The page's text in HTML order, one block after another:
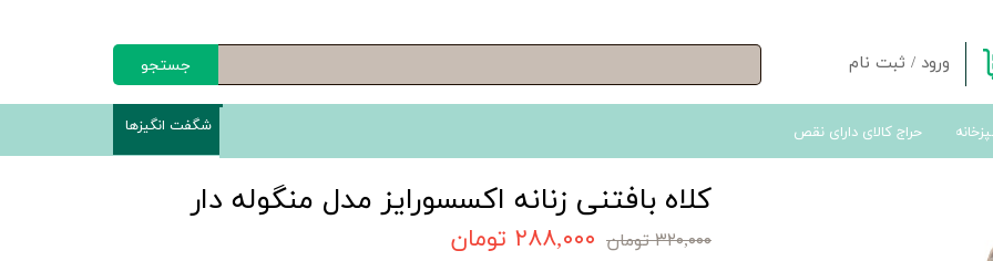
ورود / ثبت نام
تغییر گذر واژه
جستجو
حراج کالای دارای نقص شگفت انگیزها
کلاه بافتنی زنانه اکسسورایز مدل منگوله دار
۳۲۰,۰۰۰ تومان ۲۸۸,۰۰۰ تومان